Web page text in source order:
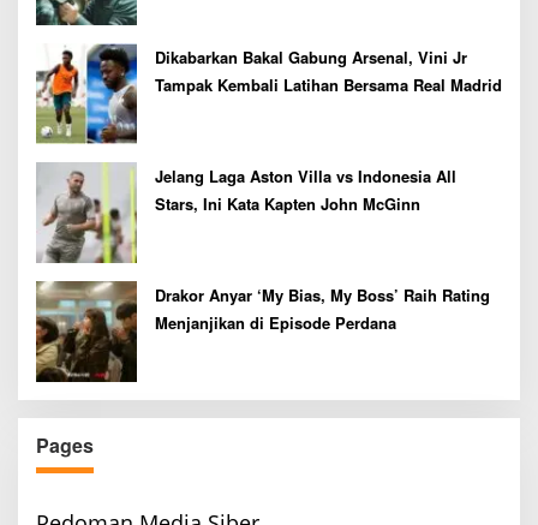
Dikabarkan Bakal Gabung Arsenal, Vini Jr
Tampak Kembali Latihan Bersama Real Madrid
Jelang Laga Aston Villa vs Indonesia All
Stars, Ini Kata Kapten John McGinn
Drakor Anyar ‘My Bias, My Boss’ Raih Rating
Menjanjikan di Episode Perdana
Pages